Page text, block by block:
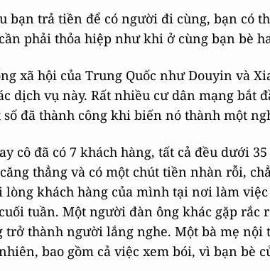
bạn trả tiền để có người đi cùng, bạn có
phải thỏa hiệp như khi ở cùng bạn bè
xã hội của Trung Quốc như Douyin và
dịch vụ này. Rất nhiều cư dân mạng bắt
đã thành công khi biến nó thành một
cô đã có 7 khách hàng, tất cả đều dưới
thẳng và có một chút tiền nhàn rỗi,
lòng khách hàng của mình tại nơi làm
tuần. Một người đàn ông khác gặp rắc
trở thành người lắng nghe. Một bà mẹ nội
bao gồm cả việc xem bói, vì bạn bè